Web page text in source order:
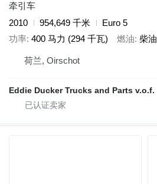
牵引车
2010
954,649 千米
Euro 5
功率 400 马力 (294 千瓦) 燃油 柴油
荷兰, Oirschot
Eddie Ducker Trucks and Parts v.o.f.